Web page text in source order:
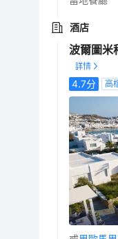
酒店
波爾圖
4.7分 高